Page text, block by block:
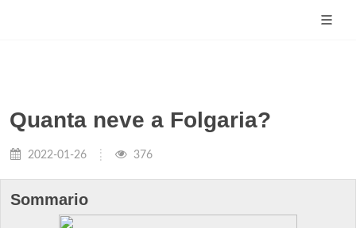
Quanta neve a Folgaria?
2022-01-26 376
Sommario